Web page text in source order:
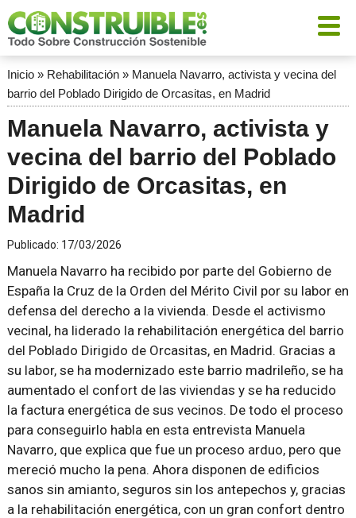
Inicio» Rehabilitación» Manuela Navarro, activista y vecina del
barrio del Poblado Dirigido de Orcasitas, en Madrid
Manuela Navarro, activista y
vecina del barrio del Poblado
Dirigido de Orcasitas, en
Madrid
Publicado: 17/03/2026
Manuela Navarro ha recibido por parte del Gobierno de
España la Cruz de la Orden del Mérito Civil por su labor en
defensa del derecho a la vivienda. Desde el activismo
vecinal, ha liderado la rehabilitación energética del barrio
del Poblado Dirigido de Orcasitas, en Madrid. Gracias a
su labor, se ha modernizado este barrio madrileño, se ha
aumentado el confort de las viviendas y se ha reducido
la factura energética de sus vecinos. De todo el proceso
para conseguirlo habla en esta entrevista Manuela
Navarro, que explica que fue un proceso arduo, pero que
mereció mucho la pena. Ahora disponen de edificios
sanos sin amianto, seguros sin los antepechos y, gracias
a la rehabilitación energética, con un gran confort dentro